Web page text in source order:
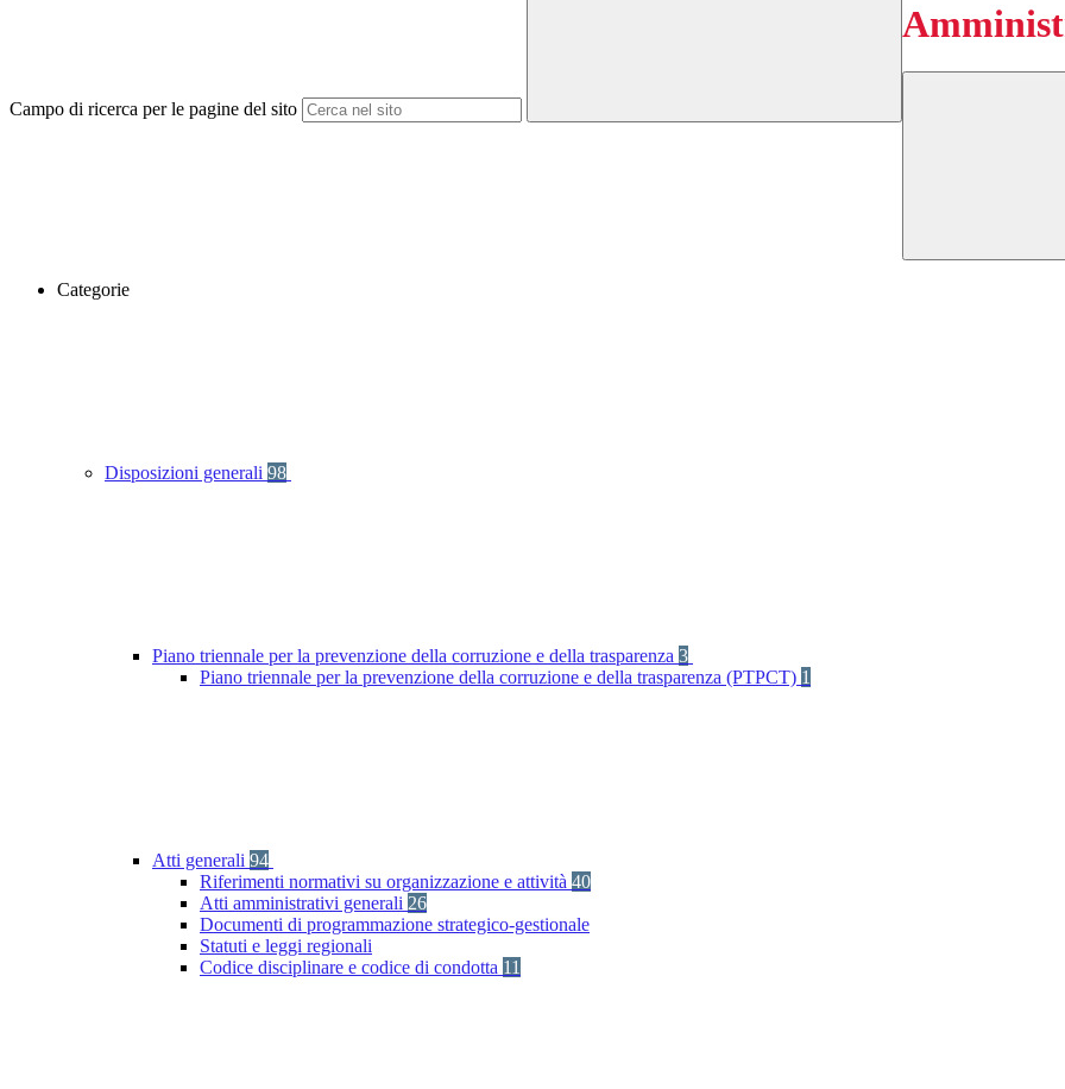
Campo di ricerca per le pagine del sito
Categorie
Disposizioni generali 98
Piano triennale per la prevenzione della corruzione e della trasparenza 3
Piano triennale per la prevenzione della corruzione e della trasparenza (PTPCT) 1
Atti generali 94
Riferimenti normativi su organizzazione e attività 40
Atti amministrativi generali 26
Documenti di programmazione strategico-gestionale
Statuti e leggi regionali
Codice disciplinare e codice di condotta 11